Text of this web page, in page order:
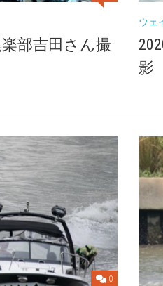
部吉田さん撮
ウェ
影
0